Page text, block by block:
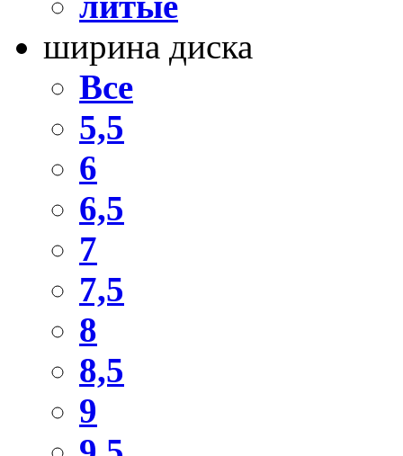
ширина диска
Все
5,5
6
6,5
7
7,5
8
8,5
9